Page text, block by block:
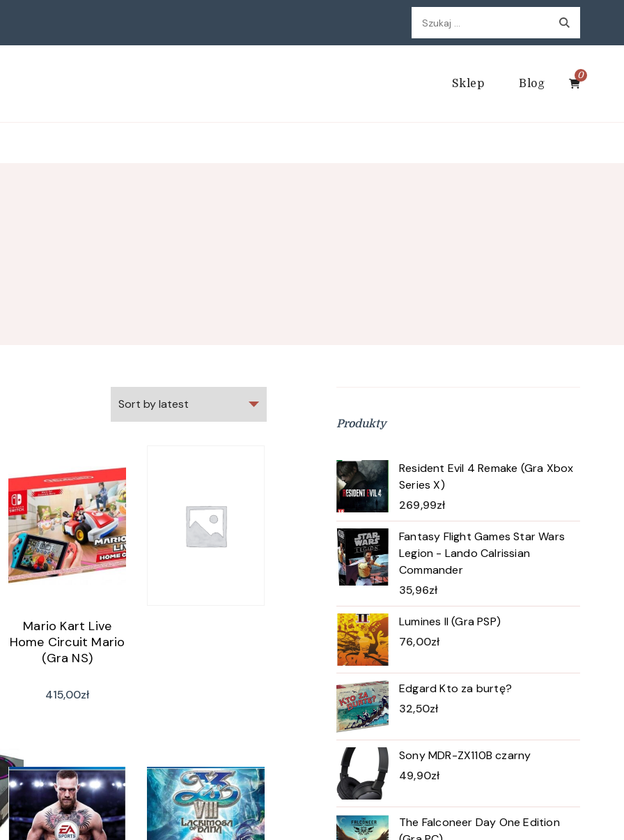
Szukaj:
Sklep Blog
0
Mario Kart Live
Home Circuit Mario
(Gra NS)
415,00zł
Produkty
Resident Evil 4 Remake (Gra Xbox
Series X)
269,99zł
Fantasy Flight Games Star Wars
Legion - Lando Calrissian
Commander
35,96zł
Lumines II (Gra PSP)
76,00zł
Edgard Kto za burtę?
32,50zł
Sony MDR-ZX110B czarny
49,90zł
The Falconeer Day One Edition